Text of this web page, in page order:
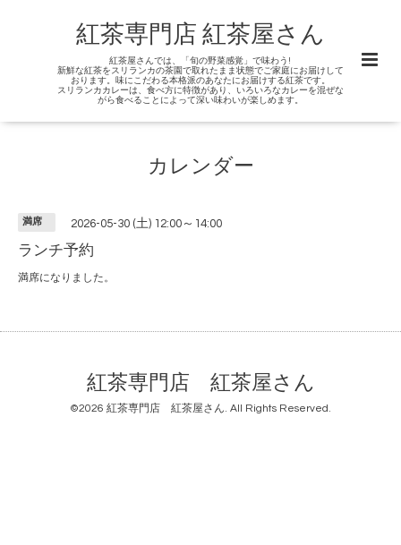
紅茶専門店 紅茶屋さん
紅茶屋さんでは、「旬の野菜感覚」で味わう!
新鮮な紅茶をスリランカの茶園で取れたまま状態でご家庭にお届けして
おります。味にこだわる本格派のあなたにお届けする紅茶です。
スリランカカレーは、食べ方に特徴があり、いろいろなカレーを混ぜな
がら食べることによって深い味わいが楽しめます。
カレンダー
満席 2026-05-30 (土) 12:00～14:00
ランチ予約
満席になりました。
紅茶専門店 紅茶屋さん
©2026 紅茶専門店 紅茶屋さん. All Rights Reserved.